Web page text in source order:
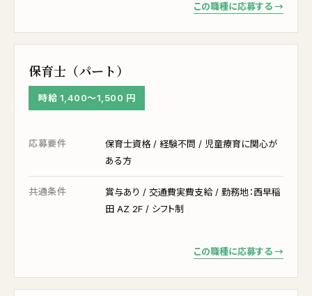
この職種に応募する →
保育士（パート）
時給 1,400〜1,500 円
応募要件
保育士資格 / 経験不問 / 児童療育に関心が
ある方
共通条件
賞与あり / 交通費実費支給 / 勤務地：西早稲
田 AZ 2F / シフト制
この職種に応募する →